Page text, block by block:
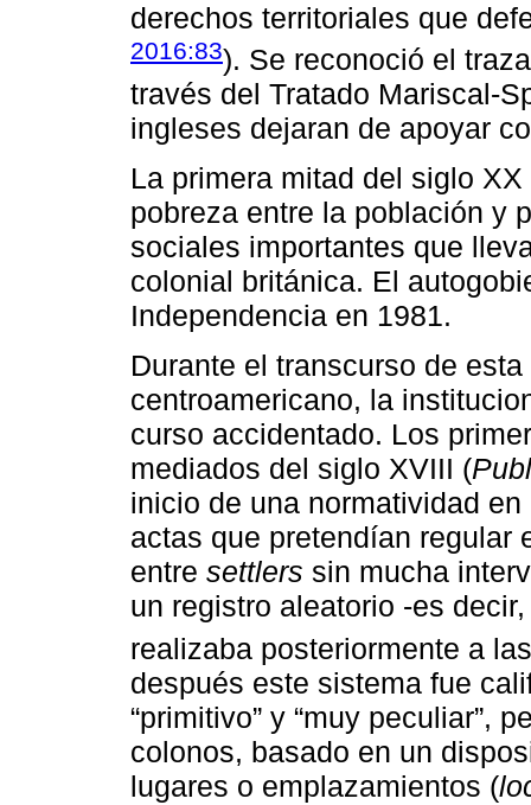
derechos territoriales que
2016:83). Se reconoció el
través del Tratado Mariscal-
ingleses dejaran de apoyar
La primera mitad del siglo
pobreza entre la población y
sociales importantes que
colonial británica. El
Independencia en 1981.
Durante el transcurso de
centroamericano, la
curso accidentado. Los
mediados del siglo XVIII (
inicio de una normatividad
actas que pretendían regular
entre settlers sin mucha
un registro aleatorio -es
realizaba posteriormente a
después este sistema fue
“primitivo” y “muy peculiar”,
colonos, basado en un
lugares o emplazamientos (